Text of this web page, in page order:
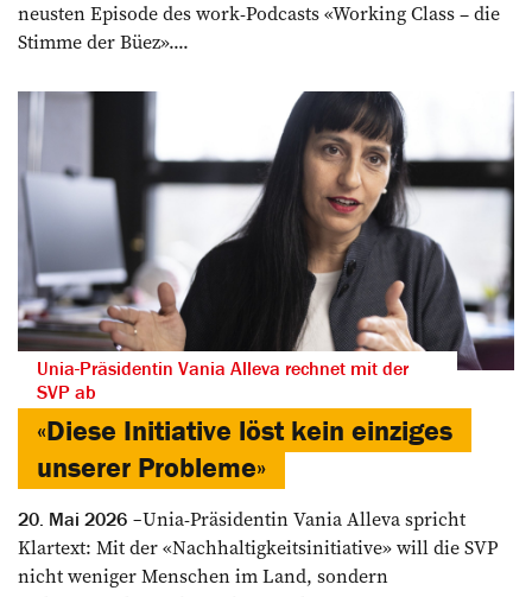
neusten Episode des work-Podcasts «Working Class – die
Stimme der Büez»....
Unia-Präsidentin Vania Alleva rechnet mit der
SVP ab
«Diese Initiative löst kein einziges
unserer Probleme»
20. Mai 2026
Unia-Präsidentin Vania Alleva spricht
Klartext: Mit der «Nachhaltigkeitsinitiative» will die SVP
nicht weniger Menschen im Land, sondern